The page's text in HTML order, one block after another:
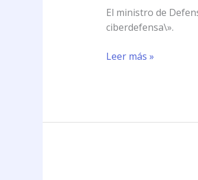
El ministro de
ciberdefensa\».
en
\»ciberdefensa\»
Leer más »